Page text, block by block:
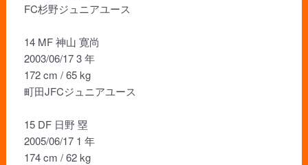
FC杉野ジュニアユース
14 MF 神山 寛尚
2003/06/17 3 年
172 cm / 65 kg
町田JFCジュニアユース
15 DF 日野 塁
2005/06/17 1 年
174 cm / 62 kg